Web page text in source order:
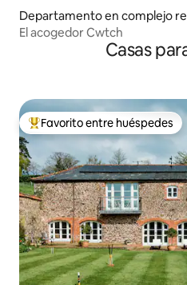
Departamento en complejo
of Glamorgan
El acogedor Cwtch
Casas
Favorito entre los huéspedes
Favorito entre huéspedes